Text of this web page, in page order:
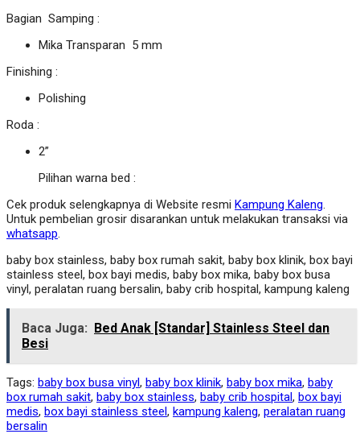
Bagian Samping :
Mika Transparan 5 mm
Finishing :
Polishing
Roda :
2”
Pilihan warna bed :
Cek produk selengkapnya di Website resmi Kampung Kaleng
Untuk pembelian grosir disarankan untuk melakukan transaksi via
whatsapp
baby box stainless, baby box rumah sakit, baby box klinik, box bayi
stainless steel, box bayi medis, baby box mika, baby box busa
vinyl, peralatan ruang bersalin, baby crib hospital, kampung kaleng
Baca Juga: Bed Anak [Standar] Stainless Steel dan
Besi
Tags: baby box busa vinyl, baby box klinik, baby box mika, baby
box rumah sakit, baby box stainless, baby crib hospital, box bayi
medis, box bayi stainless steel, kampung kaleng, peralatan ruang
bersalin